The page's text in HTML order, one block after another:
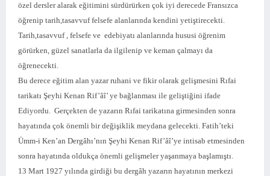
özel dersler alarak eğitimini sürdürürken çok iyi derecede Fransızca
öğrenip tarih,tasavvuf felsefe alanlarında kendini yetiştirecekti.
Tarih,tasavvuf , felsefe ve edebiyatı alanlarında hususi öğrenim
görürken, güzel sanatlarla da ilgilenip ve keman çalmayı da
öğrenecekti.
Bu derece eğitim alan yazar ruhani ve fikir olarak gelişmesini Rıfai
tarikatı Şeyhi Kenan Rif’âî’ ye bağlanması ile geliştiğini ifade
Ediyordu. Gerçekten de yazarın Rıfai tarikatına girmesinden sonra
hayatında çok önemli bir değişiklik meydana gelecekti. Fatih’teki
Ümm-i Ken’an Dergâhı’nın Şeyhi Kenan Rif’âî’ye intisab etmesinden
sonra hayatında oldukça önemli gelişmeler yaşanmaya başlamıştı.
13 Mart 1927 yılında girdiği bu dergâh yazarın hayatının merkezi